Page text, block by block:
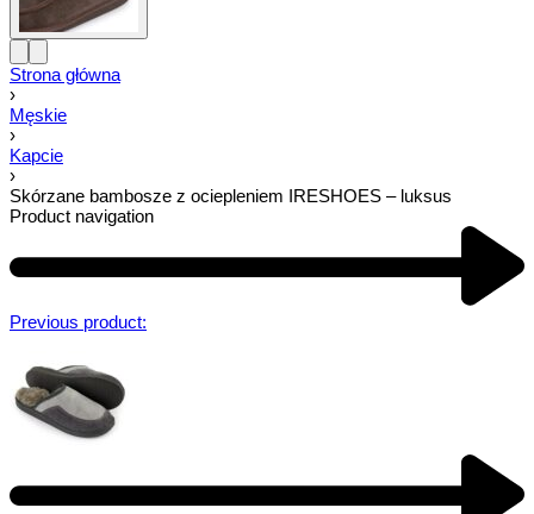
Strona główna
›
Męskie
›
Kapcie
›
Skórzane bambosze z ociepleniem IRESHOES – luksus
Product navigation
Previous product: